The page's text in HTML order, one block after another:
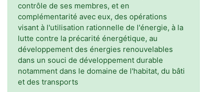
contrôle de ses membres, et en
complémentarité avec eux, des opérations
visant à l'utilisation rationnelle de l'énergie, à la
lutte contre la précarité énergétique, au
développement des énergies renouvelables
dans un souci de développement durable
notamment dans le domaine de l'habitat, du bâti
et des transports